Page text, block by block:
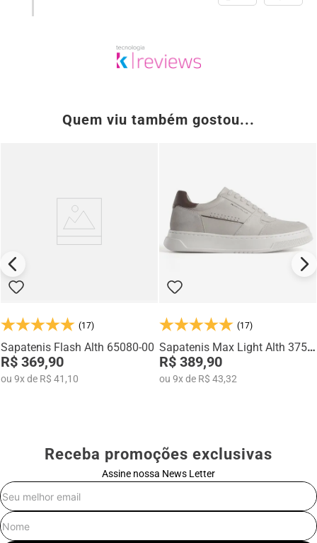
Quem viu também gostou...
(17)
Sapatenis Flash Alth 65080-00
R$ 369,90
ou 9xde R$ 41,10
(17)
Sapatenis Max Light Alth 3751-
03
R$ 389,90
ou 9xde R$ 43,32
Receba promoções exclusivas
Assine nossa News Letter